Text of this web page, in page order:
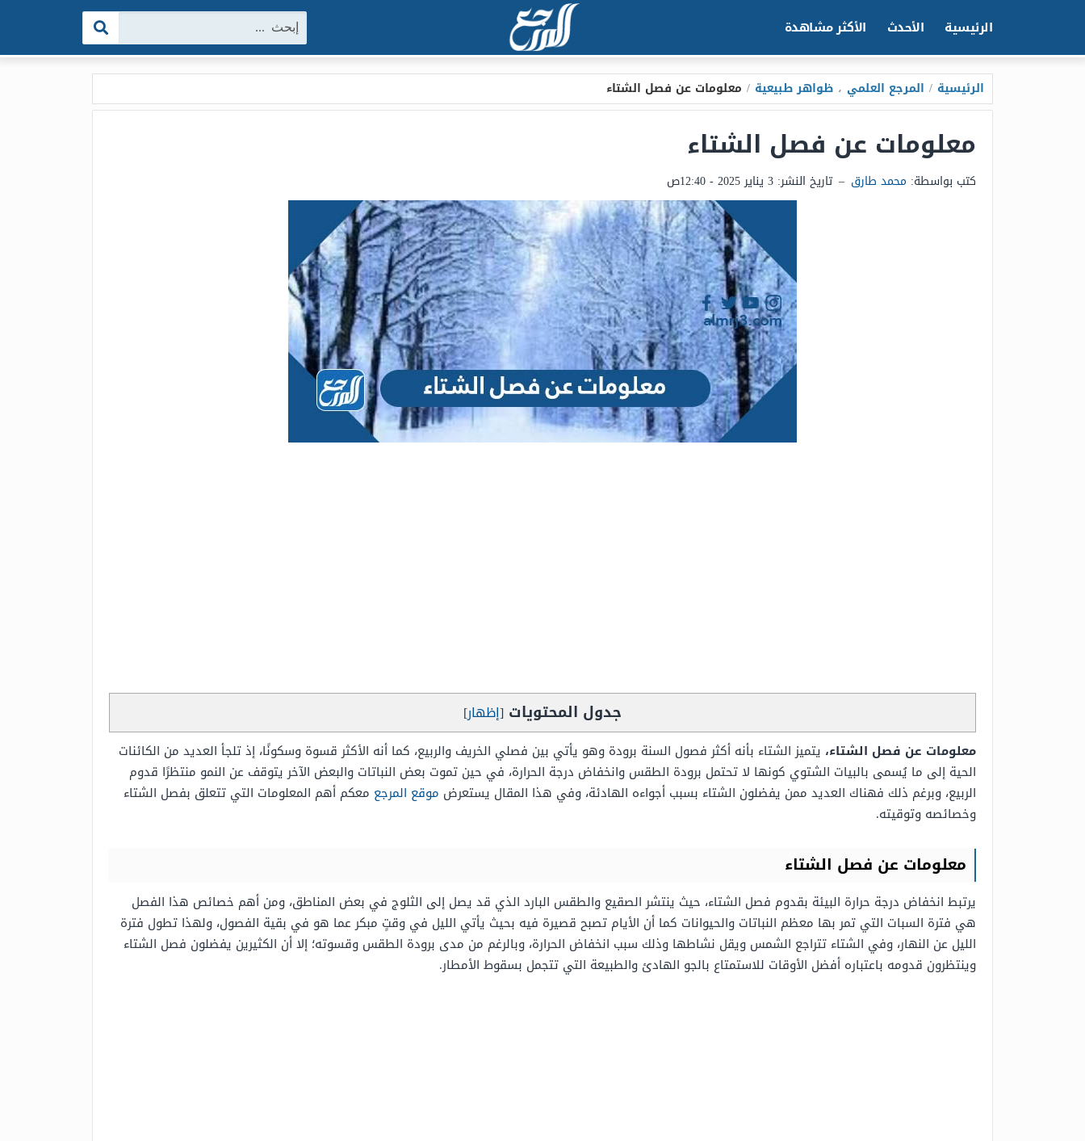
الرئيسية الأحدث الأكثر مشاهدة البحث:
الرئيسية / المرجع العلمي ، ظواهر طبيعية / معلومات عن فصل الشتاء
معلومات عن فصل الشتاء
كتب بواسطة: محمد طارق – تاريخ النشر: 3 يناير 2025 - 12:40ص
جدول المحتويات [إظهار]
معلومات عن فصل الشتاء، يتميز الشتاء بأنه أكثر فصول السنة برودة وهو يأتي بين فصلي الخريف والربيع، كما أنه الأكثر قسوة وسكونًا، إذ تلجأ العديد من الكائنات
الحية إلى ما يُسمى بالبيات الشتوي كونها لا تحتمل برودة الطقس وانخفاض درجة الحرارة، في حين تموت بعض النباتات والبعض الآخر يتوقف عن النمو منتظرًا قدوم
الربيع، وبرغم ذلك فهناك العديد ممن يفضلون الشتاء بسبب أجواءه الهادئة، وفي هذا المقال يستعرض موقع المرجع معكم أهم المعلومات التي تتعلق بفصل الشتاء
وخصائصه وتوقيته.
معلومات عن فصل الشتاء
يرتبط انخفاض درجة حرارة البيئة بقدوم فصل الشتاء، حيث ينتشر الصقيع والطقس البارد الذي قد يصل إلى الثلوج في بعض المناطق، ومن أهم خصائص هذا الفصل
هي فترة السبات التي تمر بها معظم النباتات والحيوانات كما أن الأيام تصبح قصيرة فيه بحيث يأتي الليل في وقتٍ مبكر عما هو في بقية الفصول، ولهذا تطول فترة
الليل عن النهار، وفي الشتاء تتراجع الشمس ويقل نشاطها وذلك سبب انخفاض الحرارة، وبالرغم من مدى برودة الطقس وقسوته؛ إلا أن الكثيرين يفضلون فصل الشتاء
وينتظرون قدومه باعتباره أفضل الأوقات للاستمتاع بالجو الهادئ والطبيعة التي تتجمل بسقوط الأمطار.